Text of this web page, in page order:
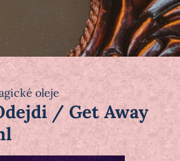
oleje
/ Get Away